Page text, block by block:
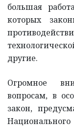
большая
которых
другие.
Огромное
вопросам, в
закон,